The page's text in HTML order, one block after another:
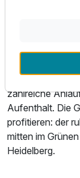
südlich von
Sinsheim, die
berühmten
wunderschöne
zahlreiche
Aufenthalt. Die
profitieren: der
mitten im
Heidelberg.